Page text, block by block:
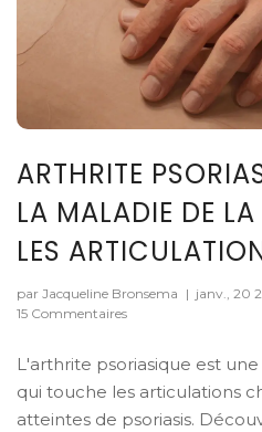
ARTHRITE
LA MALADIE DE
LES
par Jacqueline Bronsema | janv., 20
15 Commentaires
L'arthrite psoriasique est
qui touche les articulations
atteintes de psoriasis.